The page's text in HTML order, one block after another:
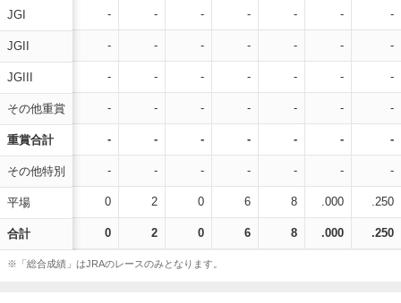
JGI
JGII
JGIII
その他重賞
重賞合計
その他特別
平場
合計
- - - - - - -
- - - - - - -
- - - - - - -
- - - - - - -
- - - - - - -
- - - - - - -
0 2 0 6 8 .000 .250
0 2 0 6 8 .000 .250
※「総合成績」はJRAのレースのみとなります。